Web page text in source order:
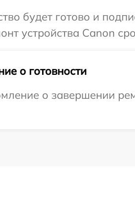
будет готово и
устройства Canon
о готовности
о завершении